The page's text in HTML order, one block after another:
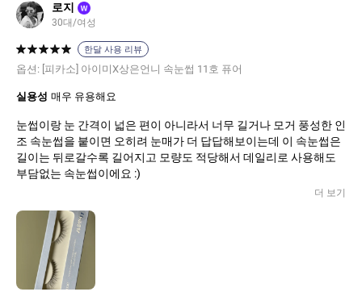
로지 W
30대/여성
한달 사용 리뷰
옵션: [피카소] 아이미X상은언니 속눈썹 11호 퓨어
실용성 매우 유용해요
눈썹이랑 눈 간격이 넓은 편이 아니라서 너무 길거나 모거 풍성한 인
조 속눈썹을 붙이면 오히려 눈매가 더 답답해보이는데 이 속눈썹은
길이는 뒤로갈수록 길어지고 모량도 적당해서 데일리로 사용해도
부담없는 속눈썹이에요 :)
더 보기